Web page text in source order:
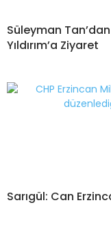
Süleyman
Yıldırım’a Ziyaret
Sarıgül: Can